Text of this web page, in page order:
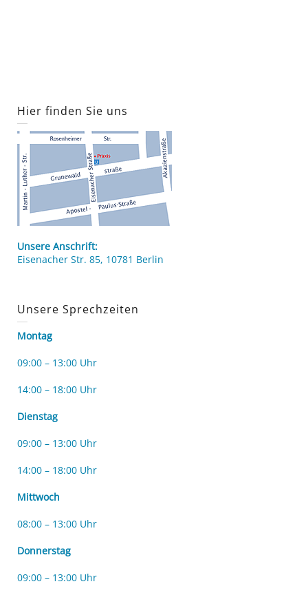
Hier finden Sie uns
Unsere Anschrift:
Eisenacher Str. 85, 10781 Berlin
Unsere Sprechzeiten
Montag
09:00 – 13:00 Uhr
14:00 – 18:00 Uhr
Dienstag
09:00 – 13:00 Uhr
14:00 – 18:00 Uhr
Mittwoch
08:00 – 13:00 Uhr
Donnerstag
09:00 – 13:00 Uhr